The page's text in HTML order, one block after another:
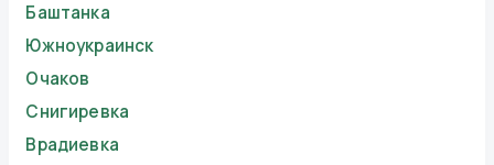
Баштанка
Южноукраинск
Очаков
Снигиревка
Врадиевка